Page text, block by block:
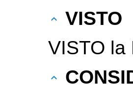
VISTO
VISTO la